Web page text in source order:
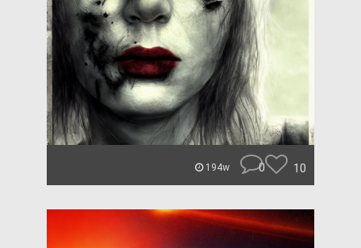
194w 0 10